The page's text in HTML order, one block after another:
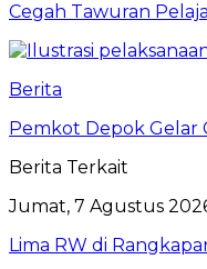
Cegah Tawuran
Berita
Pemkot Depok Gelar
Berita Terkait
Jumat, 7 Agustus
Lima RW di